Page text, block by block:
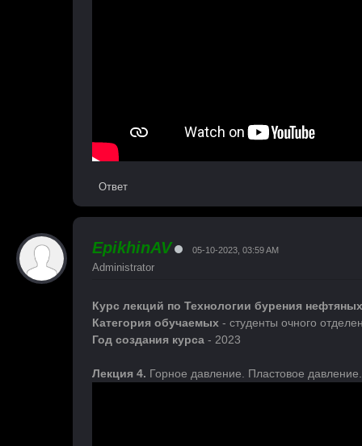
Ответ
EpikhinAV 05-10-2023, 03:59 AM
Administrator
Курс лекций по Технологии бурения
Категория обучаемых - студенты очного
Год создания курса - 2023
Лекция 4. Горное давление. Пластовое